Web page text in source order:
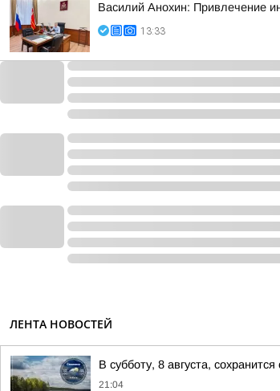
Василий Анохин: Привлечение
13:33
ЛЕНТА НОВОСТЕЙ
В субботу, 8 августа,
21:04